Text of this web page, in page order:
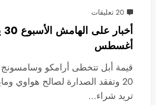
20 تعليقات
أغسطس
قيمة أبل تتخطى أرامكو
20 وتفقد الصدارة لصالح هواوي
تريد شراء…